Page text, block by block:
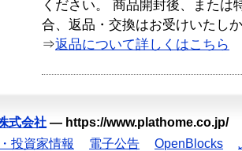
ください。 商品開封後、または
合、返品・交換はお受けいたし
⇒返品について詳しくはこちら
式会社 — https://www.plathome.co.jp/
投資家情報 電子公告 OpenBlocks